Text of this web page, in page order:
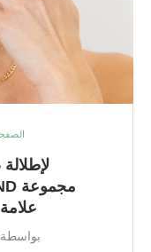
علامة ETIKA للمجوهرات
بواسطة